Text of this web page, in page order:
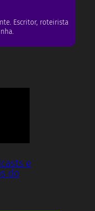
Escritor, roteirista
e
do